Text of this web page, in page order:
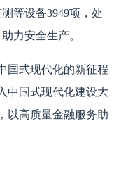
等设备3949项，处
力安全生产。
国式现代化的新征程
中国式现代化建设大
以高质量金融服务助